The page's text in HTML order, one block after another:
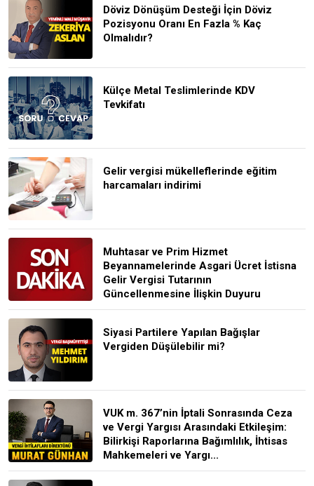
Döviz Dönüşüm Desteği İçin Döviz
Pozisyonu Oranı En Fazla % Kaç
Olmalıdır?
Külçe Metal Teslimlerinde KDV
Tevkifatı
Gelir vergisi mükelleflerinde eğitim
harcamaları indirimi
Muhtasar ve Prim Hizmet
Beyannamelerinde Asgari Ücret İstisna
Gelir Vergisi Tutarının
Güncellenmesine İlişkin Duyuru
Siyasi Partilere Yapılan Bağışlar
Vergiden Düşülebilir mi?
VUK m. 367’nin İptali Sonrasında Ceza
ve Vergi Yargısı Arasındaki Etkileşim:
Bilirkişi Raporlarına Bağımlılık, İhtisas
Mahkemeleri ve Yargı...